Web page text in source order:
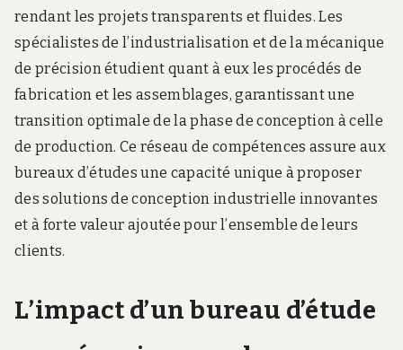
rendant les projets transparents et fluides. Les
spécialistes de l’industrialisation et de la mécanique
de précision étudient quant à eux les procédés de
fabrication et les assemblages, garantissant une
transition optimale de la phase de conception à celle
de production. Ce réseau de compétences assure aux
bureaux d’études une capacité unique à proposer
des solutions de conception industrielle innovantes
et à forte valeur ajoutée pour l’ensemble de leurs
clients.
L’impact d’un bureau d’étude